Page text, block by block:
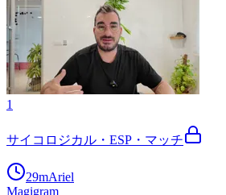
1
サイコロジカル・ESP・マッチ
29mAriel
Magigram